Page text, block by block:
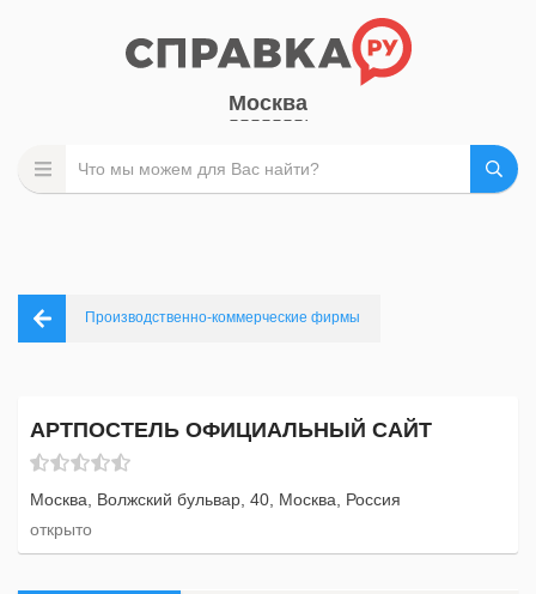
Москва
Производственно-коммерческие фирмы
АРТПОСТЕЛЬ ОФИЦИАЛЬНЫЙ САЙТ
Москва, Волжский бульвар, 40, Москва, Россия
открыто